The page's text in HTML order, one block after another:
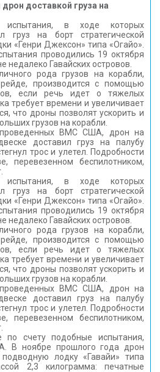
доставкой груза на
в ходе которых
груз на борт стратегической
«Генри Джексон» типа «Огайо».
проводились 19 октября
недалеко Гавайских островов.
рода грузов на корабли,
производится с помощью
если речь идет о тяжелых
требует времени и увеличивает
что дроны позволят ускорить и
грузов на корабли.
ВМС США, дрон на
доставил груз на палубу
трос и улетел. Подробности
перевезенном беспилотником,
в ходе которых
груз на борт стратегической
«Генри Джексон» типа «Огайо».
проводились 19 октября
недалеко Гавайских островов.
рода грузов на корабли,
производится с помощью
если речь идет о тяжелых
требует времени и увеличивает
что дроны позволят ускорить и
грузов на корабли.
ВМС США, дрон на
доставил груз на палубу
трос и улетел. Подробности
перевезенном беспилотником,
счету подобные испытания,
В ноябре прошлого года дрон
лодку «Гавайи» типа
2,3 килограмма: печатные